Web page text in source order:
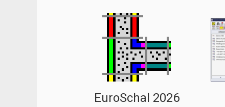
EuroSchal 2026